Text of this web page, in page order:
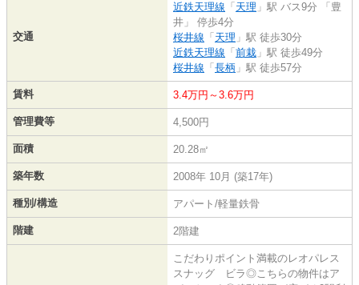
交通
近鉄天理線 「 天理 」駅 バス9分 「豊
井」 停歩4分
桜井線 「 天理 」駅 徒歩30分
近鉄天理線 「 前栽 」駅 徒歩49分
桜井線 「 長柄 」駅 徒歩57分
賃料 3.4万円～3.6万円
管理費等 4,500円
面積 20.28㎡
築年数 2008年 10月 (築17年)
種別/構造 アパート/軽量鉄骨
階建 2階建
こだわりポイント満載のレオパレス
スナッグ ビラ◎こちらの物件はア